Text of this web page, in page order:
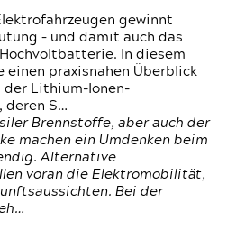
gewinnt
– und damit auch das
In diesem
einen praxisnahen Überblick
der Lithium-Ionen-
deren S…
Brennstoffe, aber auch der
machen ein Umdenken beim
Alternative
voran die Elektromobilität,
Bei der